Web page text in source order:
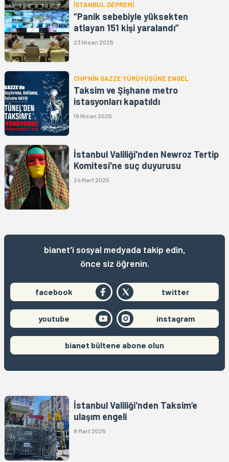
İSTANBUL DEPREMİ
“⁠Panik sebebiyle yüksekten
atlayan 151 kişi yaralandı”
23 Nisan 2025
CHP’NİN GAZZE YÜRÜYÜŞÜNE ENGEL
Taksim ve Şişhane metro
istasyonları kapatıldı
19 Nisan 2025
İstanbul Valiliği'nden Newroz Tertip
Komitesi'ne suç duyurusu
24 Mart 2025
bianet'i sosyal medyada takip edin,
önce siz öğrenin.
facebook twitter
youtube instagram
bianet bültene abone olun
İstanbul Valiliği'nden Taksim’e
ulaşım engeli
8 Mart 2025